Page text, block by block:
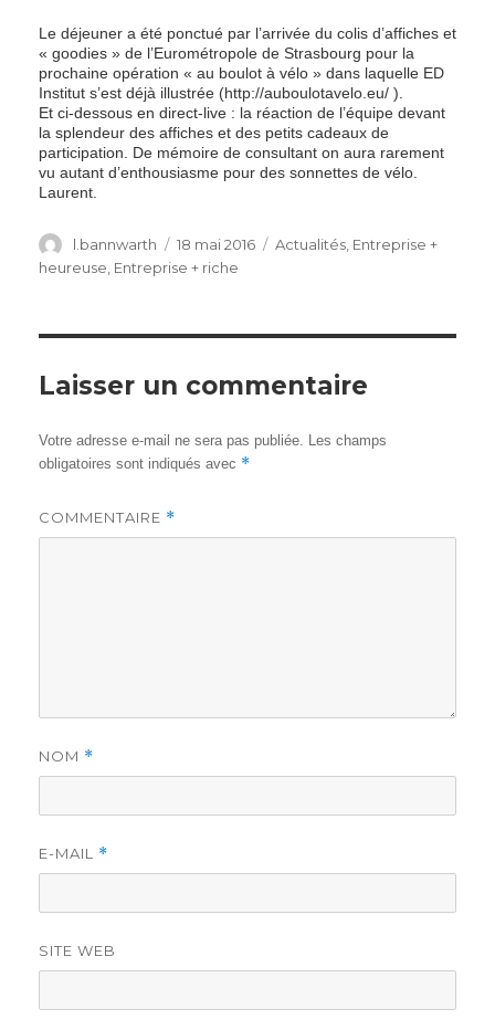
Le déjeuner a été ponctué par l’arrivée du colis d’affiches et
« goodies » de l’Eurométropole de Strasbourg pour la
prochaine opération « au boulot à vélo » dans laquelle ED
Institut s’est déjà illustrée (http://auboulotavelo.eu/ ).
Et ci-dessous en direct-live : la réaction de l’équipe devant
la splendeur des affiches et des petits cadeaux de
participation. De mémoire de consultant on aura rarement
vu autant d’enthousiasme pour des sonnettes de vélo.
Laurent.
Author
l.bannwarth
Posted
on
18 mai 2016 Categories
Actualités Entreprise +
heureuse Entreprise + riche
Laisser un commentaire
Votre adresse e-mail ne sera pas publiée. Les champs
obligatoires sont indiqués avec *
COMMENTAIRE *
NOM *
E-MAIL *
SITE WEB